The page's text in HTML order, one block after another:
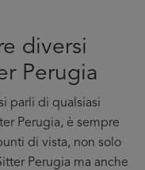
diversi
Perugia
parli di qualsiasi
Perugia, è sempre
di vista, non solo
Perugia ma anche